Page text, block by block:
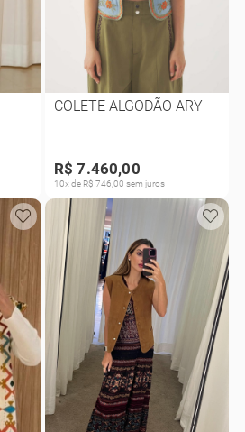
COLETE ALGODÃO ARY
R$ 7.460,00
10x de R$ 746,00 sem juros